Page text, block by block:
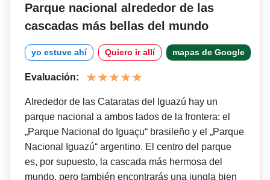
Parque nacional alrededor de las
cascadas más bellas del mundo
yo estuve ahí Quiero ir allí mapas de Google
Evaluación:
Alrededor de las Cataratas del Iguazú hay un
parque nacional a ambos lados de la frontera: el
„Parque Nacional do Iguaçu“ brasileño y el „Parque
Nacional Iguazú“ argentino. El centro del parque
es, por supuesto, la cascada más hermosa del
mundo, pero también encontrarás una jungla bien